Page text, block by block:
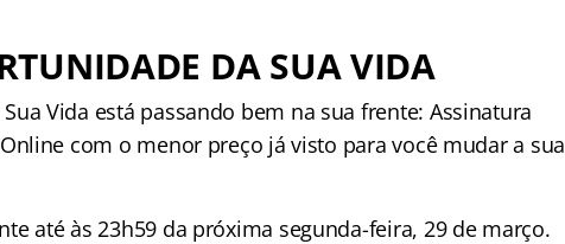
DA SUA VIDA
Vida está passando bem na sua frente: Assinatura
com o menor preço já visto para você mudar a sua
até às 23h59 da próxima segunda-feira, 29 de março.